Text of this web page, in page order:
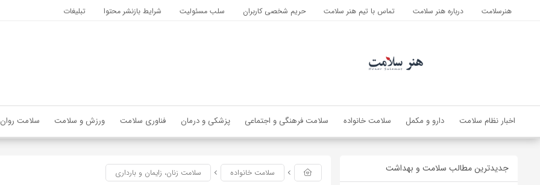
هنرسلامت درباره هنر سلامت تماس با تیم هنر سلامت حریم شخصی کاربران سلب مسئولیت شرایط بازنشر محتوا تبلیغات
اخبار نظام سلامت دارو و مکمل سلامت خانواده سلامت فرهنگی و اجتماعی پزشکی و درمان فناوری سلامت ورزش و سلامت سلامت روان
جدیدترین مطالب سلامت و بهداشت
سلامت خانواده سلامت زنان، زایمان و بارداری